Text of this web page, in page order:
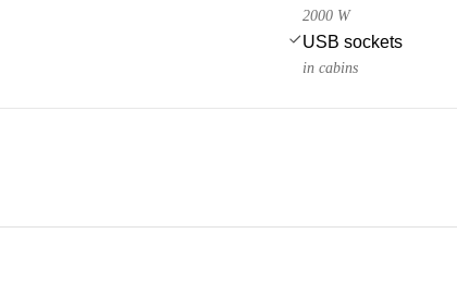
2000 W
USB sockets
in cabins